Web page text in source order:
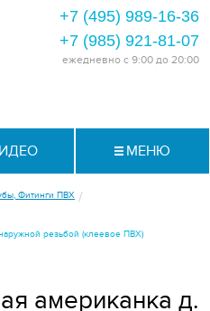
+7 (495) 989-16-36
+7 (985) 921-81-07
ежедневно с 9:00 до 20:00
МЕНЮ
Фитинги ПВХ /
резьбой (клеевое ПВХ)
американка д.